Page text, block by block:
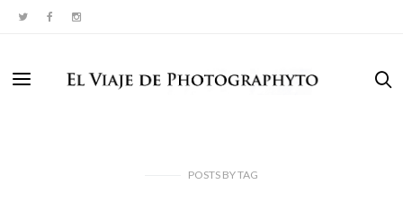
POSTS BYTAG